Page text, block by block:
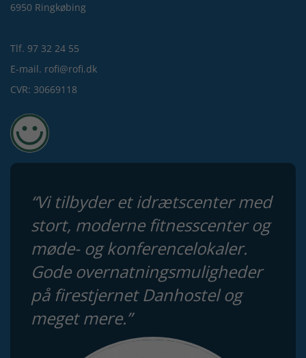
6950 Ringkøbing
Tlf. 97 32 24 55
E-mail. rofi@rofi.dk
CVR: 30669118
“Vi tilbyder et idrætscenter med
stort, moderne fitnesscenter og
møde- og konferencelokaler.
Gode overnatningsmuligheder
på firestjernet Danhostel og
meget mere.”